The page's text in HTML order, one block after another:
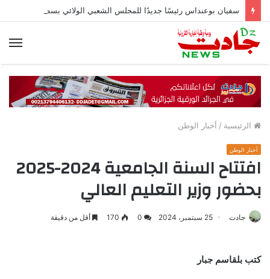
الرئيسية / أخبار الوطن
أخبار الوطن
افتتاح السنة الجامعية 2024-2025
بحضور وزير التعليم العالي
جادت 25 سبتمبر، 2024 0
170 أقل من دقيقة
كتب بلقاسم جبار